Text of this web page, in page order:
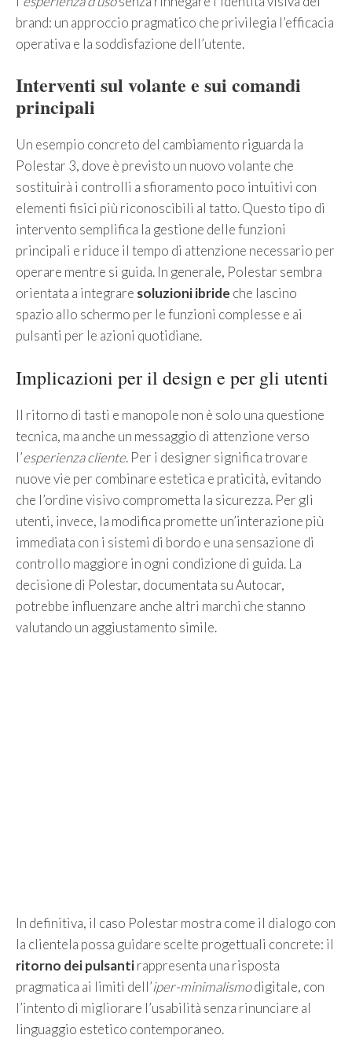
brand: un approccio pragmatico che privilegia l’efficacia
operativa e la soddisfazione dell’utente.
Interventi sul volante e sui comandi
principali
Un esempio concreto del cambiamento riguarda la
Polestar 3, dove è previsto un nuovo volante che
sostituirà i controlli a sfioramento poco intuitivi con
elementi fisici più riconoscibili al tatto. Questo tipo di
intervento semplifica la gestione delle funzioni
principali e riduce il tempo di attenzione necessario per
operare mentre si guida. In generale, Polestar sembra
orientata a integrare soluzioni ibride che lascino
spazio allo schermo per le funzioni complesse e ai
pulsanti per le azioni quotidiane.
Implicazioni per il design e per gli utenti
Il ritorno di tasti e manopole non è solo una questione
tecnica, ma anche un messaggio di attenzione verso
l’esperienza cliente. Per i designer significa trovare
nuove vie per combinare estetica e praticità, evitando
che l’ordine visivo comprometta la sicurezza. Per gli
utenti, invece, la modifica promette un’interazione più
immediata con i sistemi di bordo e una sensazione di
controllo maggiore in ogni condizione di guida. La
decisione di Polestar, documentata su Autocar,
potrebbe influenzare anche altri marchi che stanno
valutando un aggiustamento simile.
In definitiva, il caso Polestar mostra come il dialogo con
la clientela possa guidare scelte progettuali concrete: il
ritorno dei pulsantirappresenta una risposta
pragmatica ai limiti dell’iper-minimalismodigitale, con
l’intento di migliorare l’usabilità senza rinunciare al
linguaggio estetico contemporaneo.